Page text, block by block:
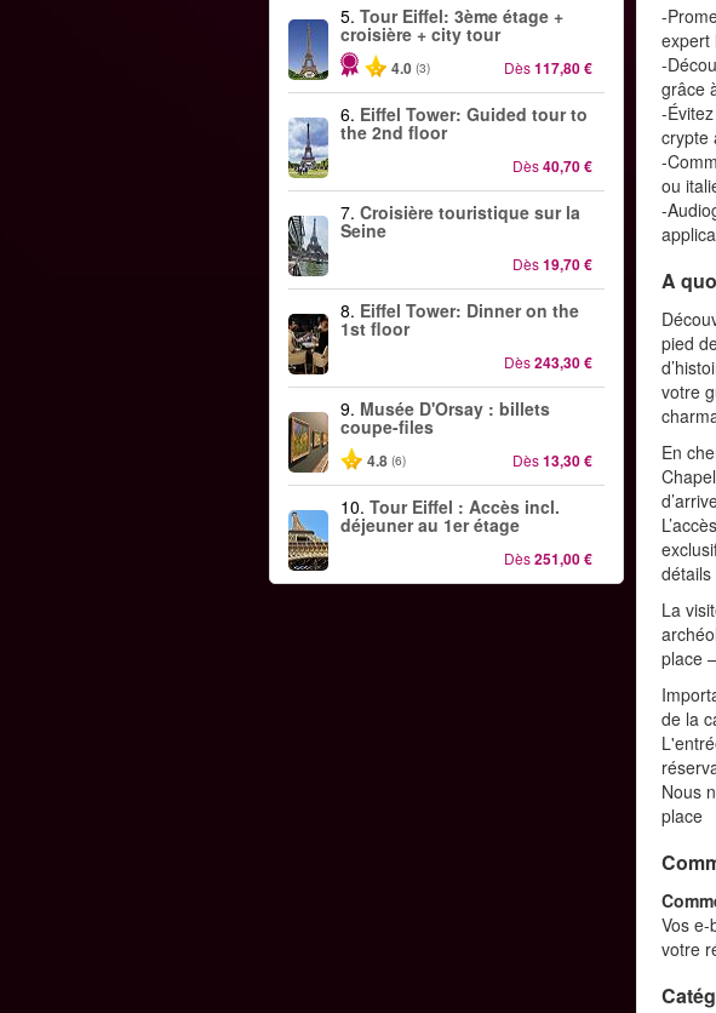
5. Tour Eiffel: 3ème étage +
croisière + city tour
4.0 (3) Dès117,80 €
6. Eiffel Tower: Guided tour to
the 2nd floor
Dès40,70 €
7. Croisière touristique sur la
Seine
Dès19,70 €
8. Eiffel Tower: Dinner on the
1st floor
Dès243,30 €
9. Musée D'Orsay : billets
coupe-files
4.8 (6) Dès13,30 €
10. Tour Eiffel : Accès incl.
déjeuner au 1er étage
Dès251,00 €
-
expert
-
grâce
-
crypte
-
ou
-
A
pied
votre
En
La
place
de la
Nous
place
Vos
votre